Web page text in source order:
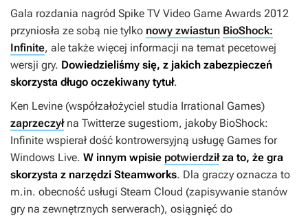
Gala rozdania nagród Spike TV Video Game Awards 2012
przyniosła ze sobą nie tylko nowy zwiastun BioShock:
Infinite, ale także więcej informacji na temat pecetowej
wersji gry. Dowiedzieliśmy się, z jakich zabezpieczeń
skorzysta długo oczekiwany tytuł.
Ken Levine (współzałożyciel studia Irrational Games)
zaprzeczyłna Twitterze sugestiom, jakoby BioShock:
Infinite wspierał dość kontrowersyjną usługę Games for
Windows Live. W innym wpisie potwierdziłza to, że gra
skorzysta z narzędzi Steamworks. Dla graczy oznacza to
m.in. obecność usługi Steam Cloud (zapisywanie stanów
gry na zewnętrznych serwerach), osiągnięć do